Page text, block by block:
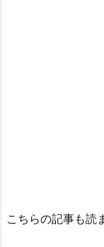
こちらの記事も読